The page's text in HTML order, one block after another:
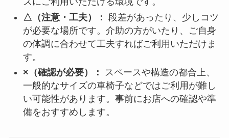
△（注意・工夫）： 段差があったり、少しコツ
が必要な場所です。介助の方がいたり、ご自身
の体調に合わせて工夫すればご利用いただけま
す。
×（確認が必要）：
スペースや構造の都合上、
一般的なサイズの車椅子などではご利用が難し
い可能性があります。事前にお店への確認や準
備をおすすめします。